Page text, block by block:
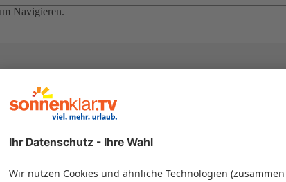
Navigieren.
und Hotel in einem Paket kombiniert werden – das spart